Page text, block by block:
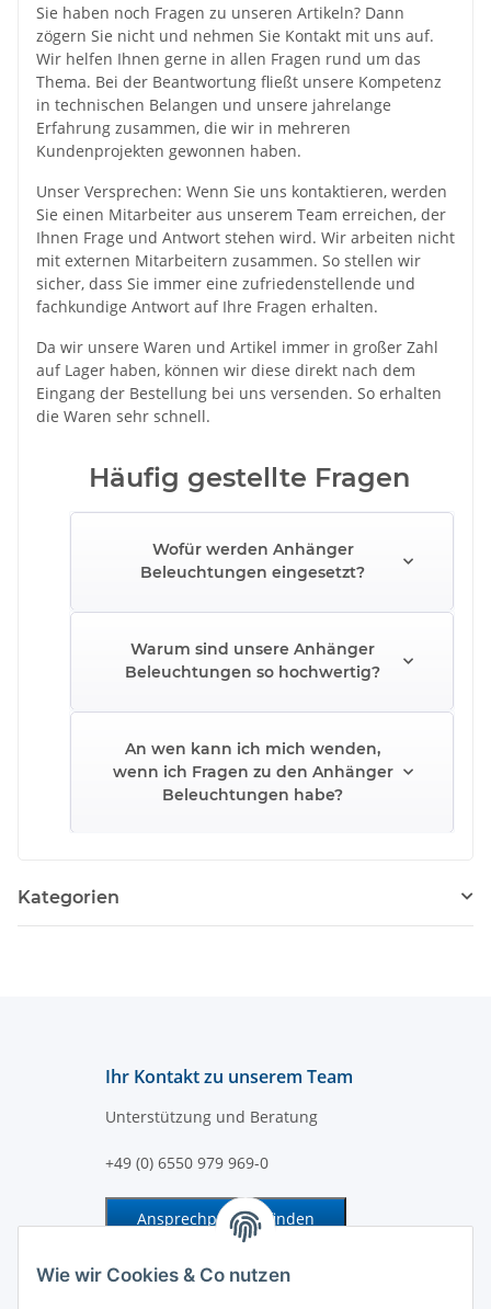
Wie wir Cookies & Co nutzen
Sie haben noch Fragen zu unseren Artikeln? Dann
zögern Sie nicht und nehmen Sie Kontakt mit uns auf.
Wir helfen Ihnen gerne in allen Fragen rund um das
Thema. Bei der Beantwortung fließt unsere Kompetenz
in technischen Belangen und unsere jahrelange
Erfahrung zusammen, die wir in mehreren
Kundenprojekten gewonnen haben.
Unser Versprechen: Wenn Sie uns kontaktieren, werden
Sie einen Mitarbeiter aus unserem Team erreichen, der
Ihnen Frage und Antwort stehen wird. Wir arbeiten nicht
mit externen Mitarbeitern zusammen. So stellen wir
sicher, dass Sie immer eine zufriedenstellende und
fachkundige Antwort auf Ihre Fragen erhalten.
Da wir unsere Waren und Artikel immer in großer Zahl
auf Lager haben, können wir diese direkt nach dem
Eingang der Bestellung bei uns versenden. So erhalten
die Waren sehr schnell.
Häufig gestellte Fragen
Wofür werden Anhänger
Beleuchtungen eingesetzt?
Warum sind unsere Anhänger
Beleuchtungen so hochwertig?
An wen kann ich mich wenden,
wenn ich Fragen zu den Anhänger
Beleuchtungen habe?
Kategorien
Ihr Kontakt zu unserem Team
Unterstützung und Beratung
+49 (0) 6550 979 969-0
Ansprechpartner finden
Information und Service